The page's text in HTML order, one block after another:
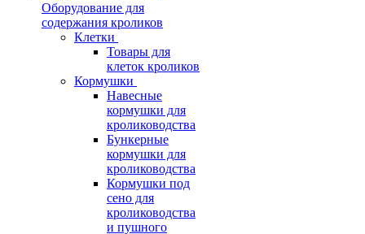
Оборудование для
содержания кроликов
Клетки
Товары для
клеток кроликов
Кормушки
Навесные
кормушки для
кролиководства
Бункерные
кормушки для
кролиководства
Кормушки под
сено для
кролиководства
и пушного